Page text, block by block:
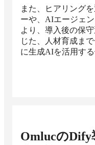
また、ヒアリング
ーや、AIエージェ
より、導入後の保
じた、人材育成ま
に生成AIを活用す
OmlucのDify